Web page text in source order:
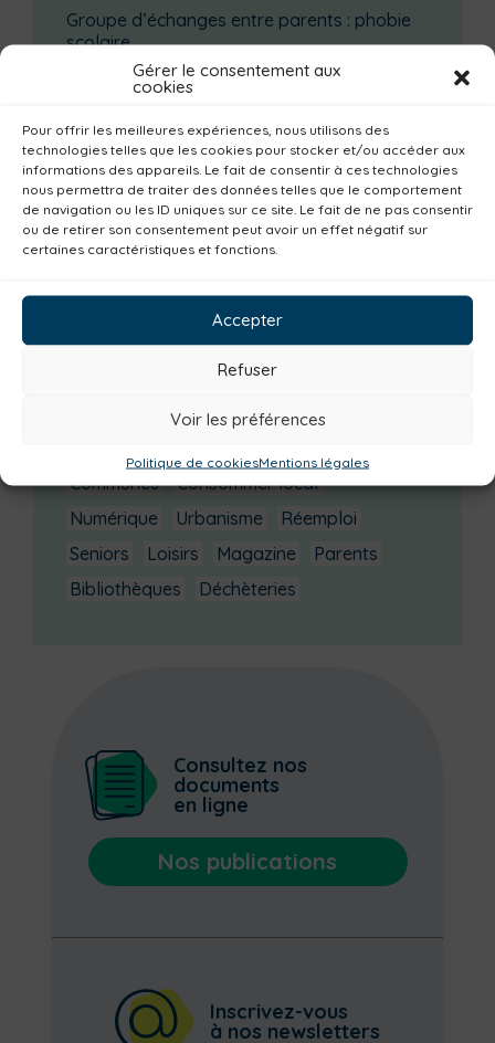
Gérer le consentement aux
cookies
Pour offrir les meilleures expériences, nous utilisons des
technologies telles que les cookies pour stocker et/ou accéder aux
informations des appareils. Le fait de consentir à ces technologies
nous permettra de traiter des données telles que le comportement
de navigation ou les ID uniques sur ce site. Le fait de ne pas consentir
ou de retirer son consentement peut avoir un effet négatif sur
certaines caractéristiques et fonctions.
Accepter
Refuser
Voir les préférences
Politique de cookiesMentions légales
Groupe d’échanges entre parents : phobie
scolaire
Ateliers sur la périnatalité
Changements d’horaires activités jeunes
Enquête publique
Catégories actualités / agenda
Centre aquatique
Environnement
Petite enfance
Alimentation
Habitat
Communes
Consommer local
Numérique
Urbanisme
Réemploi
Seniors
Loisirs Magazine
Parents
Bibliothèques
Déchèteries
Consultez nos
documents
en ligne
Nos publications
Inscrivez-vous
à nos newsletters